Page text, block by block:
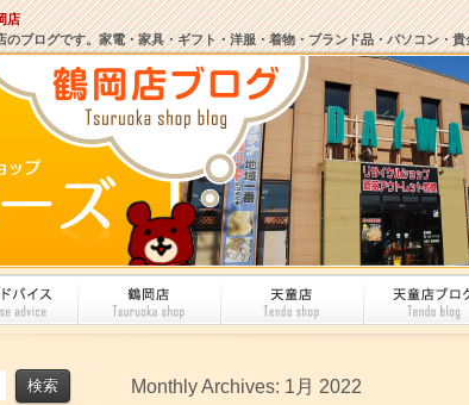
店
のブログです。家電・家具・ギフト・洋服・着物・ブランド品・パソコン・
Monthly Archives: 1月 2022